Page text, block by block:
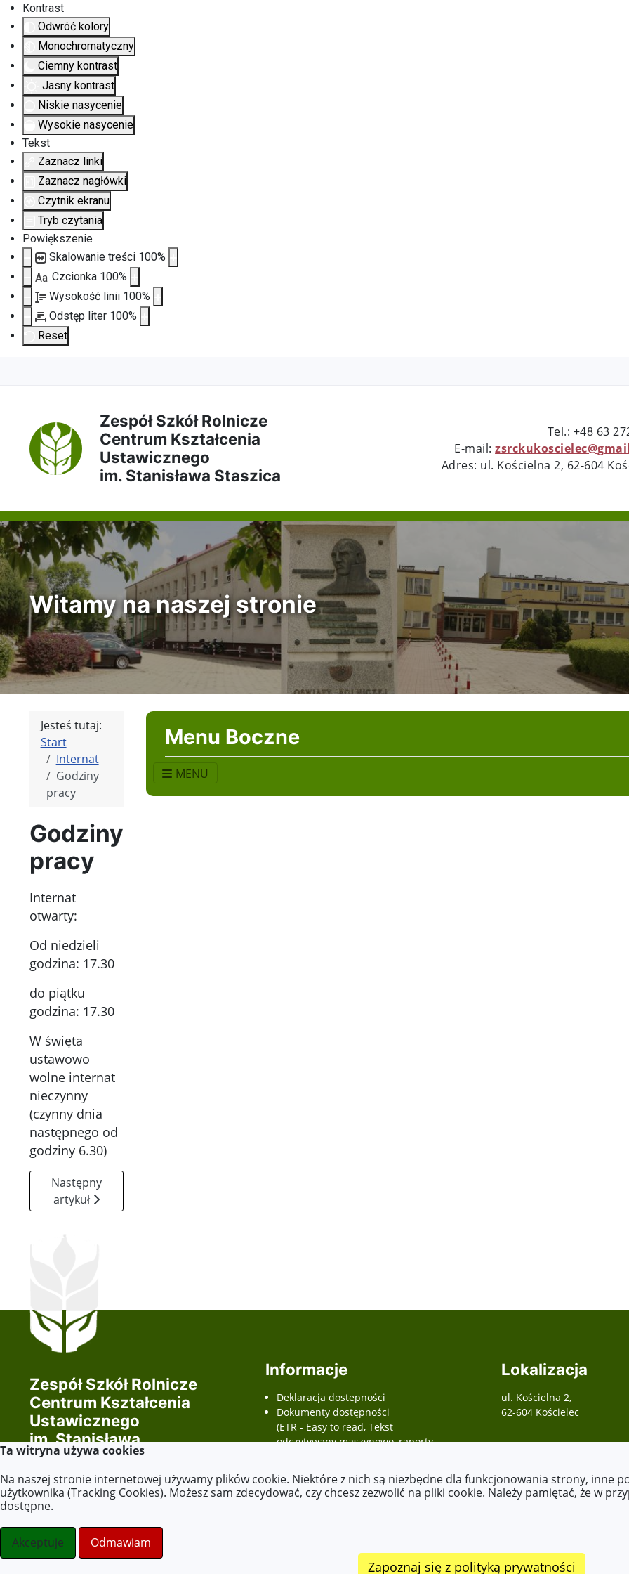
Kontrast
Odwróć kolory
Monochromatyczny
Ciemny kontrast
Jasny kontrast
Niskie nasycenie
Wysokie nasycenie
Tekst
Zaznacz linki
Zaznacz nagłówki
Czytnik ekranu
Tryb czytania
Powiększenie
Skalowanie treści 100%
Aa Czcionka 100%
Wysokość linii 100%
Odstęp liter 100%
Reset
treści
głównej
menu
nawigacyjnego
wyszukiwarki
mapy
strony
Zespół Szkół Rolnicze
Centrum Kształcenia
Ustawicznego
im. Stanisława Staszica
Tel.: +48 63
E-mail:
Adres: ul. Kościelna 2, 62-604
Witamy na naszej stronie
Jesteś tutaj:
Start
Internat
Godziny
pracy
Godziny
pracy
Internat
otwarty:
Od niedzieli
godzina: 17.30
do piątku
godzina: 17.30
W święta
ustawowo
wolne internat
nieczynny
(czynny dnia
następnego od
godziny 6.30)
Następny artykuł: Kadra pedagogiczna
Następny
artykuł
Menu Boczne
MENU
Zespół Szkół Rolnicze
Centrum Kształcenia
Ustawicznego
im. Stanisława
Staszica
Wszelkie prawa zastrzeżone ©.
stronydlaoswaity.pl
Strony internetowe dla szkółotwiera się w nowym oknie
Informacje
Deklaracja dostepności
Dokumenty dostępności
(ETR - Easy to read, Tekst
odczytywany maszynowo, raporty,
dostępności, etc.)
Lokalizacja
ul. Kościelna 2,
62-604 Kościelec
Ta witryna używa cookies
Na naszej stronie internetowej używamy plików cookie. Niektóre z nich są niezbędne dla funkcjonowania strony, inne
użytkownika (Tracking Cookies). Możesz sam zdecydować, czy chcesz zezwolić na pliki cookie. Należy pamiętać, że w
dostępne.
Akceptuje Odmawiam
Zapoznaj się z polityką prywatności